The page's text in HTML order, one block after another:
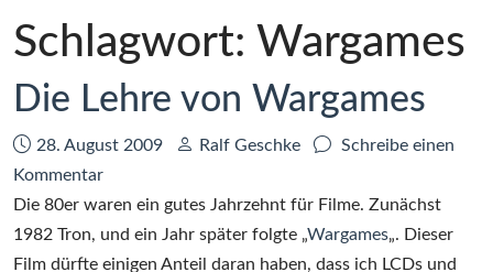
Schlagwort: Wargames
Die Lehre von Wargames
Datum:
28. August 2009 Autor:
Ralf Geschke
Schreibe einen
Kommentarzu
Die
Lehre
von
Die 80er waren ein gutes Jahrzehnt für Filme. Zunächst
1982 Tron, und ein Jahr später folgte „Wargames„. Dieser
Film dürfte einigen Anteil daran haben, dass ich LCDs und